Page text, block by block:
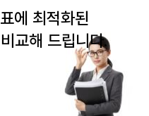
에 최적화된
교해 드립니다.